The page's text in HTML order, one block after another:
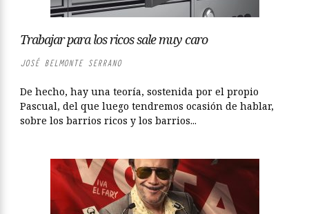
Trabajar para los ricos sale muy caro
JOSÉ BELMONTE SERRANO
De hecho, hay una teoría, sostenida por el propio
Pascual, del que luego tendremos ocasión de hablar,
sobre los barrios ricos y los barrios...